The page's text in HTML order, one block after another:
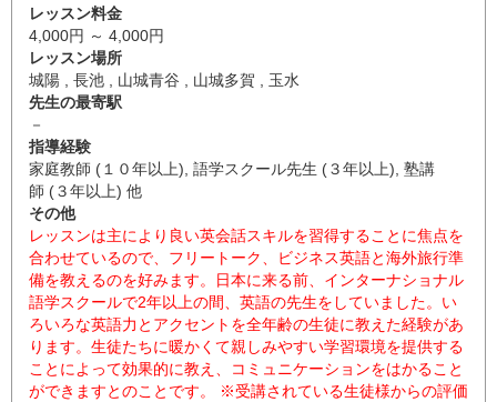
レッスン料金
4,000円 ～ 4,000円
レッスン場所
城陽 , 長池 , 山城青谷 , 山城多賀 , 玉水
先生の最寄駅
－
指導経験
家庭教師 (１０年以上), 語学スクール先生 (３年以上), 塾講
師 (３年以上) 他
その他
レッスンは主により良い英会話スキルを習得することに焦点を
合わせているので、フリートーク、ビジネス英語と海外旅行準
備を教えるのを好みます。日本に来る前、インターナショナル
語学スクールで2年以上の間、英語の先生をしていました。い
ろいろな英語力とアクセントを全年齢の生徒に教えた経験があ
ります。生徒たちに暖かくて親しみやすい学習環境を提供する
ことによって効果的に教え、コミュニケーションをはかること
ができますとのことです。 ※受講されている生徒様からの評価